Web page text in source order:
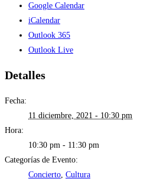
Google Calendar
iCalendar
Outlook 365
Outlook Live
Detalles
Fecha:
11 diciembre, 2021 - 10:30 pm
Hora:
10:30 pm - 11:30 pm
Categorías de Evento:
Concierto Cultura